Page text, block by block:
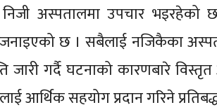
अस्पतालमा उपचार भइरहेको
छ । सबैलाई नजिकैका
जारी गर्दै घटनाको कारणबारे
आर्थिक सहयोग प्रदान गरिने